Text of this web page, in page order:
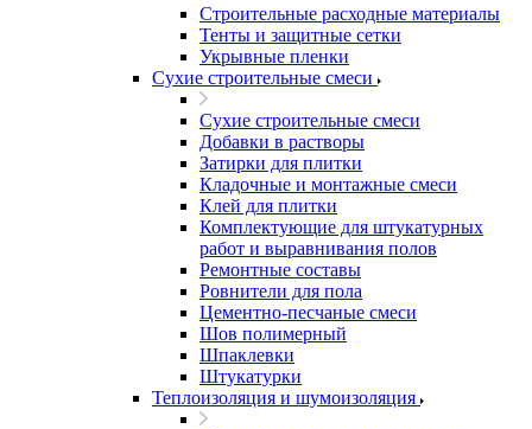
Строительные расходные материалы
Тенты и защитные сетки
Укрывные пленки
Сухие строительные смеси
Сухие строительные смеси
Добавки в растворы
Затирки для плитки
Кладочные и монтажные смеси
Клей для плитки
Комплектующие для штукатурных
работ и выравнивания полов
Ремонтные составы
Ровнители для пола
Цементно-песчаные смеси
Шов полимерный
Шпаклевки
Штукатурки
Теплоизоляция и шумоизоляция